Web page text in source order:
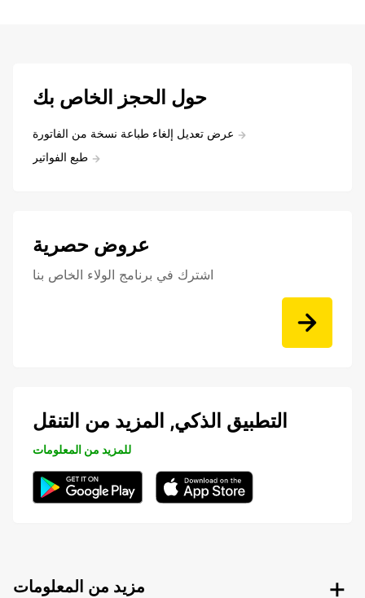
حول الحجز الخاص بك
عرض تعديل إلغاء طباعة نسخة من الفاتورة
طبع الفواتير
عروض حصرية
اشترك في برنامج الولاء الخاص بنا
التطبيق الذكي, المزيد من التنقل
للمزيد من المعلومات
مزيد من المعلومات